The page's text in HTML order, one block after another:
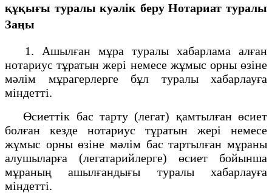
құқығы туралы куәлiк беру Нотариат туралы
Заңы
1. Ашылған мұра туралы хабарлама алған
нотариус тұратын жерi немесе жұмыс орны өзiне
мәлім мұрагерлерге бұл туралы хабарлауға
мiндеттi.
Өсиеттік бас тарту (легат) қамтылған өсиет
болған кезде нотариус тұратын жері немесе
жұмыс орны өзіне мәлім бас тартылған мұраны
алушыларға (легатарийлерге) өсиет бойынша
мұраның ашылғандығы туралы хабарлауға
міндетті.